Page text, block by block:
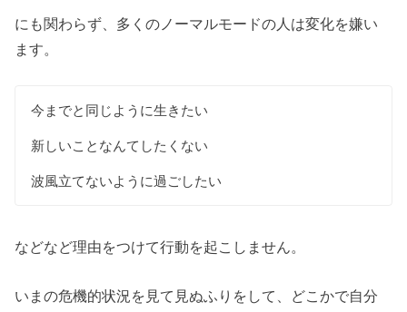
にも関わらず、多くのノーマルモードの人は変化を嫌い
ます。
今までと同じように生きたい
新しいことなんてしたくない
波風立てないように過ごしたい
などなど理由をつけて行動を起こしません。
いまの危機的状況を見て見ぬふりをして、どこかで自分